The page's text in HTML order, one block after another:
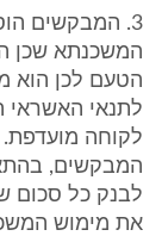
3. המבקשים
המשכנתא שכן
הטעם לכן הוא
לתנאי האשראי
לקוחה
המבקשים,
לבנק כל סכום
את מימוש